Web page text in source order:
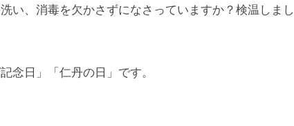
い、消毒を欠かさずになさっていますか？検温しまし
念日」「仁丹の日」です。